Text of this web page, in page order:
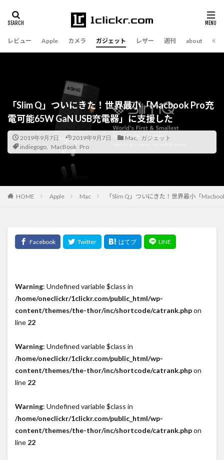
レビュー Apple カメラ ガジェット レザー 週刊 about
「Slim Q」ついにきた！世界最小「Macbook Pro充
電可能65W GaN USB充電器」に支援した
2019年9月7日 2019年9月7日 Mac,
ガジェット
indiegogo, MacBook Pro
HOME Apple Mac 「Slim Q」ついにきた！世界最小「
Warning: Undefined variable $class in
/home/oneclickr/1clickr.com/public_html/wp-
content/themes/the-thor/inc/shortcode/catrank.phpon
line 22
Warning: Undefined variable $class in
/home/oneclickr/1clickr.com/public_html/wp-
content/themes/the-thor/inc/shortcode/catrank.phpon
line 22
Warning: Undefined variable $class in
/home/oneclickr/1clickr.com/public_html/wp-
content/themes/the-thor/inc/shortcode/catrank.phpon
line 22